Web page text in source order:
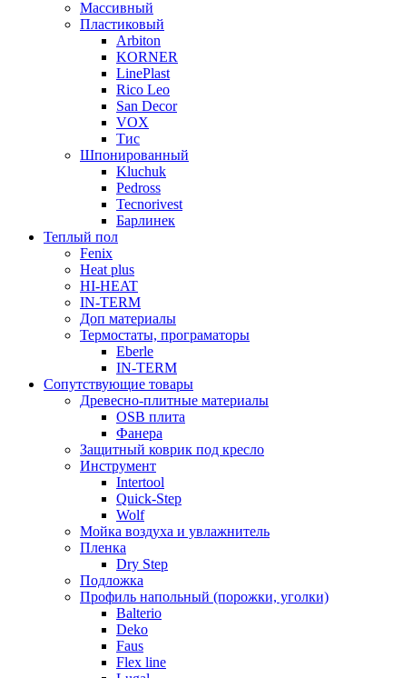
Массивный
Пластиковый
Arbiton
KORNER
LinePlast
Rico Leo
San Decor
VOX
Тис
Шпонированный
Kluchuk
Pedross
Tecnorivest
Барлинек
Теплый пол
Fenix
Heat plus
HI-HEAT
IN-TERM
Доп материалы
Термостаты, програматоры
Eberle
IN-TERM
Сопутствующие товары
Древесно-плитные материалы
OSB плита
Фанера
Защитный коврик под кресло
Инструмент
Intertool
Quick-Step
Wolf
Мойка воздуха и увлажнитель
Пленка
Dry Step
Подложка
Профиль напольный (порожки, уголки)
Balterio
Deko
Faus
Flex line